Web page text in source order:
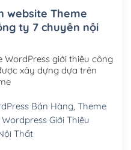
.org (1 năm)
năm)(+550,000₫)
(+450,000₫)
(+550,000₫)
(+650,000₫)
(+950,000₫)
website Theme
ty 7 chuyên nội
WordPress giới thiệu công
xây dựng dựa trên
Bán Hàng, Theme
Giới Thiệu
Thất